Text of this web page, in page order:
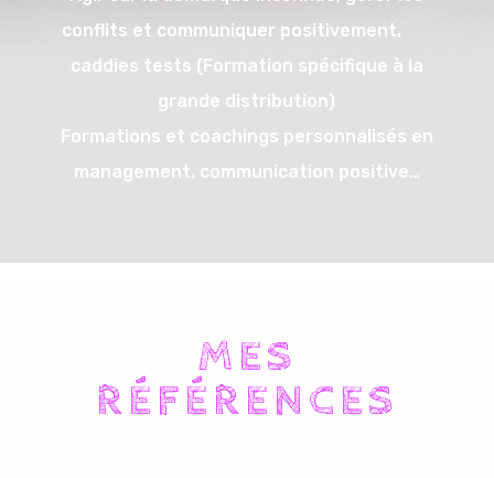
conflits et communiquer positivement,
caddies tests (Formation spécifique à la
grande distribution)
Formations et coachings personnalisés en
management, communication positive…
MES
RÉFÉRENCES